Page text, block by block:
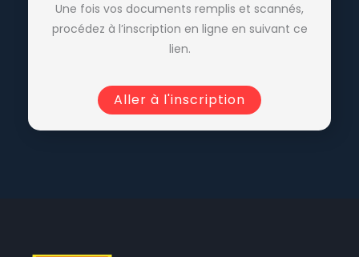
Une fois vos documents remplis et scannés,
procédez à l’inscription en ligne en suivant ce
lien.
Aller à l'inscription